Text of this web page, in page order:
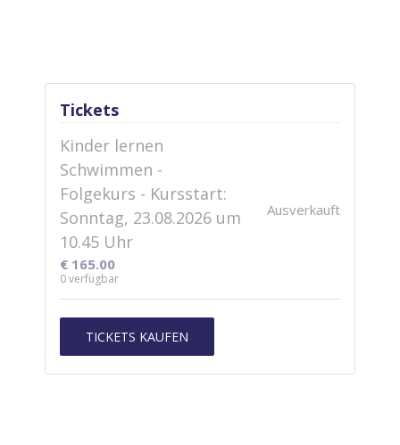
Tickets
Kinder lernen
Schwimmen -
Folgekurs - Kursstart:
Sonntag, 23.08.2026 um
10.45 Uhr
€ 165.00
0verfügbar
Ausverkauft
TICKETS KAUFEN